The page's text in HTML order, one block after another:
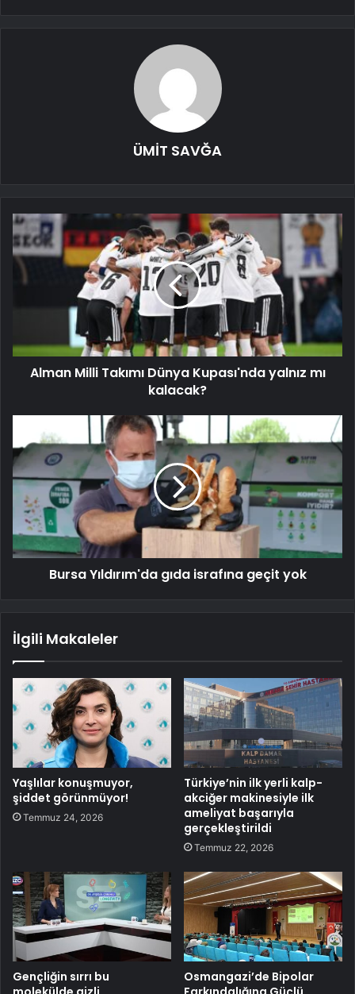
ÜMİT SAVĞA
Alman Milli Takımı Dünya Kupası'nda yalnız mı
kalacak?
Bursa Yıldırım'da gıda israfına geçit yok
İlgili Makaleler
Yaşlılar konuşmuyor,
şiddet görünmüyor!
Temmuz 24, 2026
Türkiye’nin ilk yerli kalp-
akciğer makinesiyle ilk
ameliyat başarıyla
gerçekleştirildi
Temmuz 22, 2026
Gençliğin sırrı bu
Osmangazi’de Bipolar